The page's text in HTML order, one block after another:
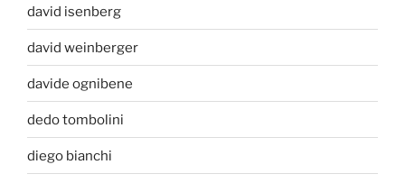
david isenberg
david weinberger
davide ognibene
dedo tombolini
diego bianchi